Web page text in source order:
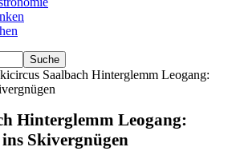
Saalbach Hinterglemm Leogang:
Hinterglemm Leogang:
Skivergnügen